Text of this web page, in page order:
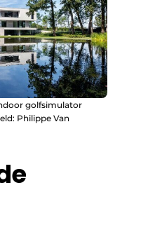
golfsimulator
Philippe Van